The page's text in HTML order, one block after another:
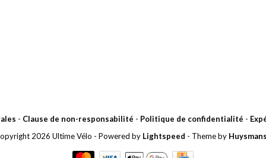
- Clause de non-responsabilité - Politique de confidentialité -
2026 Ultime Vélo - Powered by Lightspeed - Theme by